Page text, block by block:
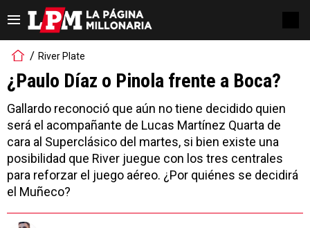
River Plate
¿Paulo Díaz o Pinola frente a Boca?
Gallardo reconoció que aún no tiene decidido quien
será el acompañante de Lucas Martínez Quarta de
cara al Superclásico del martes, si bien existe una
posibilidad que River juegue con los tres centrales
para reforzar el juego aéreo. ¿Por quiénes se decidirá
el Muñeco?